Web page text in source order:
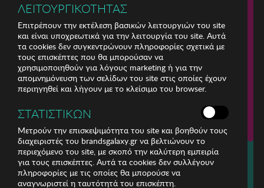
Για τηλεφωνικές παραγγελίες καλέστε
211 18 94 400
(Δευτέρα έως Παρασκευή 9:30 - 14:30 & 24ώρες Φωνητική Πύλη)
ΛΕΙΤΟΥΡΓΙΚΟΤΗΤΑΣ
Επιτρέπουν την εκτέλεση βασικών λειτουργιών του site
και είναι υποχρεωτικά για την λειτουργία του site. Αυτά
τα cookies δεν συγκεντρώνουν πληροφορίες σχετικά με
τους επισκέπτες που θα μπορούσαν να
χρησιμοποιηθούν για λόγους marketing ή για την
απομνημόνευση των σελίδων του site στις οποίες έχουν
περιηγηθεί και λήγουν με το κλείσιμο του browser.
ΣΤΑΤΙΣΤΙΚΩΝ
Μετρούν την επισκεψιμότητα του site και βοηθούν τους
διαχειριστές του brandsgalaxy.gr να βελτιώνουν το
περιεχόμενο του site, με σκοπό την καλύτερη εμπειρία
για τους επισκέπτες. Αυτά τα cookies δεν συλλέγουν
πληροφορίες με τις οποίες θα μπορούσε να
αναγνωριστεί η ταυτότητά του επισκέπτη.